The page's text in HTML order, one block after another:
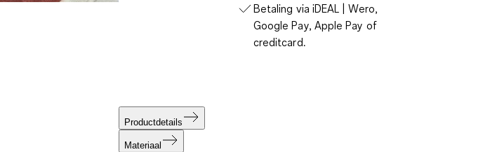
Betaling via iDEAL | Wero,
Google Pay, Apple Pay of
creditcard.
Productdetails
Materiaal